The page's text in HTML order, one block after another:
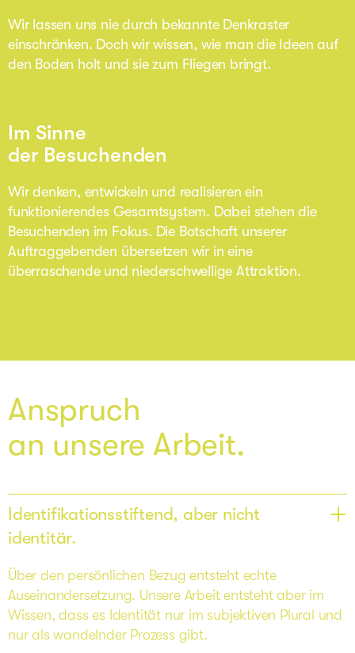
Wir lassen uns nie durch bekannte Denkraster
einschränken. Doch wir wissen, wie man die Ideen auf
den Boden holt und sie zum Fliegen bringt.
Im Sinne
der Besuchenden
Wir denken, entwickeln und realisieren ein
funktionierendes Gesamtsystem. Dabei stehen die
Besuchenden im Fokus. Die Botschaft unserer
Auftraggebenden übersetzen wir in eine
überraschende und niederschwellige Attraktion.
Anspruch
an unsere Arbeit.
Identifikationsstiftend, aber nicht
identitär.
Über den persönlichen Bezug entsteht echte
Auseinandersetzung. Unsere Arbeit entsteht aber im
Wissen, dass es Identität nur im subjektiven Plural und
nur als wandelnder Prozess gibt.